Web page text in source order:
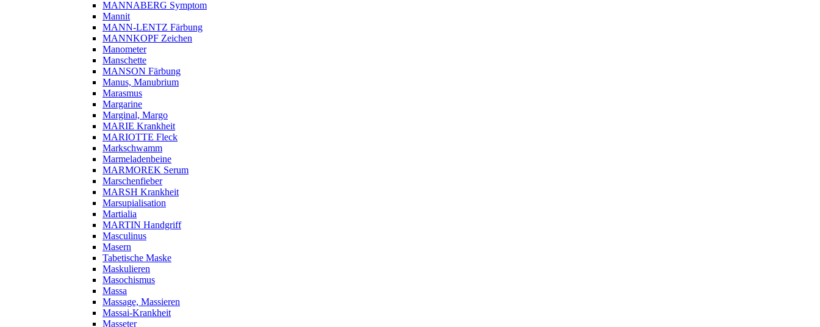
MANNABERG Symptom
Mannit
MANN-LENTZ Färbung
MANNKOPF Zeichen
Manometer
Manschette
MANSON Färbung
Manus, Manubrium
Marasmus
Margarine
Marginal, Margo
MARIE Krankheit
MARIOTTE Fleck
Markschwamm
Marmeladenbeine
MARMOREK Serum
Marschenfieber
MARSH Krankheit
Marsupialisation
Martialia
MARTIN Handgriff
Masculinus
Masern
Tabetische Maske
Maskulieren
Masochismus
Massa
Massage, Massieren
Massai-Krankheit
Masseter